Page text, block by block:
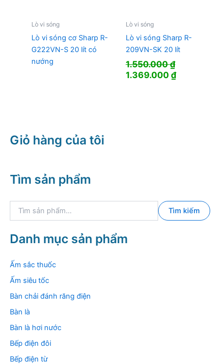
Lò vi sóng
Lò vi sóng cơ Sharp R-
G222VN-S 20 lít có
nướng
Lò vi sóng
Lò vi sóng Sharp R-
209VN-SK 20 lít
1.550.000₫
Giá
1.369.000₫Giá
Giỏ hàng của tôi
Tìm sản phẩm
k
i
m
Tìm kiếm
Danh mục sản phẩm
Ấm sắc thuốc
Ấm siêu tốc
Bàn chải đánh răng điện
Bàn là
Bàn là hơi nước
Bếp điện đôi
Bếp điện từ